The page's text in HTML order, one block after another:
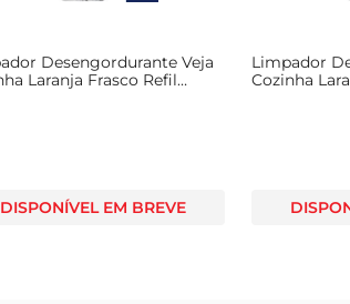
Desengordurante Veja
Laranja Frasco Refil
DISPONÍVEL EM BREVE
Limpador
Cozinha